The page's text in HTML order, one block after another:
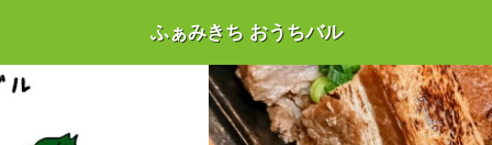
ふぁみきち おうちバル